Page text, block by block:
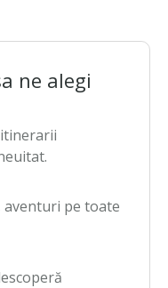
ne alegi
aventuri pe toate